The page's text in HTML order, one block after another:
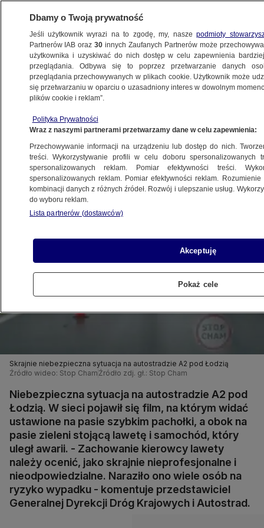
ŁÓDŹ
nagle zobaczył pachołki
7.08.2025, 13:51
Posłuchaj artykułu
Czyta lektor AI
Skrajnie niebezpieczna sytuacja na autostradzie A2 pod Łodzią
Źródło wideo: Stop Cham Źródło zdj. gł.: Stop Cham
Niebezpieczna sytuacja na autostradzie A2 pod
Łodzią. W sieci pojawił się film, na którym widać
ustawione na pasie szybkim pachołki, a obok na
pasie zieleni stojącą lawetę i samochód, który
uległ awarii. - Zachowanie kierowcy lawety
należy ocenić, jako skrajnie nieprofesjonalne i
nieodpowiedzialne. Naraziło ono wiele osób na
ryzyko wypadku - komentuje przedstawiciel
Generalnej Dyrekcji Dróg Krajowych i Autostrad.
Dbamy o Twoją prywatność
Jeśli użytkownik wyrazi na to zgodę, my, naszepodmioty
Partnerów IAB oraz30 innych Zaufanych Partnerów może
użytkownika i uzyskiwać do nich dostęp w celu zapewnienia
przeglądania. Odbywa się to poprzez przetwarzanie danych
przeglądania przechowywanych w plikach cookie. Użytkownik może
się przetwarzaniu w oparciu o uzasadniony interes w dowolnym
plików cookie i reklam”.
Polityka Prywatności
Wraz z naszymi partnerami przetwarzamy dane w celu zapewnienia:
Przechowywanie informacji na urządzeniu lub dostęp do nich.
treści. Wykorzystywanie profili w celu doboru spersonalizowanych
spersonalizowanych reklam. Pomiar efektywności treści.
spersonalizowanych reklam. Pomiar efektywności reklam.
kombinacji danych z różnych źródeł. Rozwój i ulepszanie usług.
do wyboru reklam.
Lista partnerów (dostawców)
Akceptuję
Pokaż cele